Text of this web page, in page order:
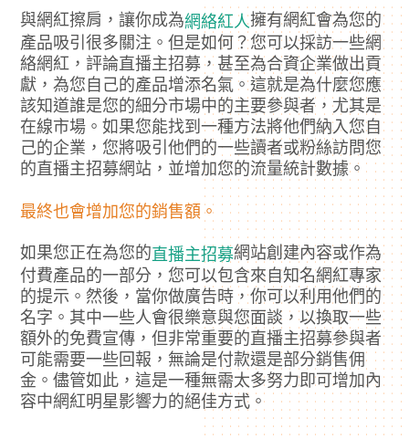
與網紅擦肩，讓你成為網絡紅人擁有網紅會為您的
產品吸引很多關注。但是如何？您可以採訪一些網
絡網紅，評論直播主招募，甚至為合資企業做出貢
獻，為您自己的產品增添名氣。這就是為什麼您應
該知道誰是您的細分市場中的主要參與者，尤其是
在線市場。如果您能找到一種方法將他們納入您自
己的企業，您將吸引他們的一些讀者或粉絲訪問您
的直播主招募網站，並增加您的流量統計數據。
最終也會增加您的銷售額。
如果您正在為您的直播主招募網站創建內容或作為
付費產品的一部分，您可以包含來自知名網紅專家
的提示。然後，當你做廣告時，你可以利用他們的
名字。其中一些人會很樂意與您面談，以換取一些
額外的免費宣傳，但非常重要的直播主招募參與者
可能需要一些回報，無論是付款還是部分銷售佣
金。儘管如此，這是一種無需太多努力即可增加內
容中網紅明星影響力的絕佳方式。